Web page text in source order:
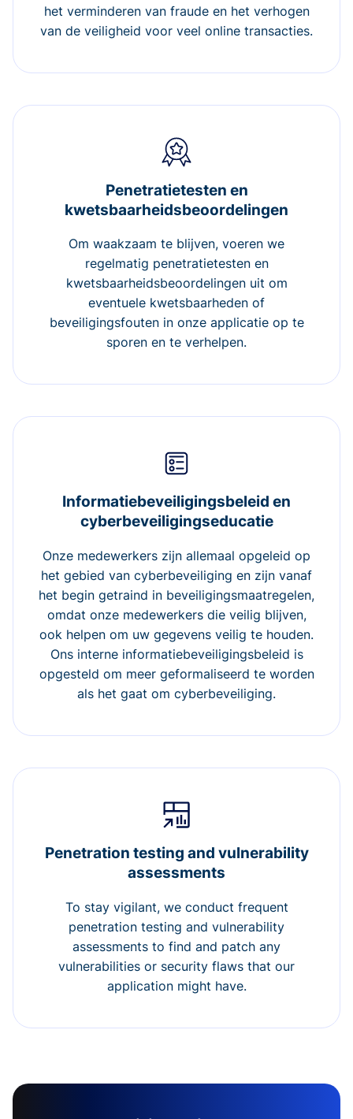
het verminderen van fraude en het verhogen
van de veiligheid voor veel online transacties.
Penetratietesten en
kwetsbaarheidsbeoordelingen
Om waakzaam te blijven, voeren we
regelmatig penetratietesten en
kwetsbaarheidsbeoordelingen uit om
eventuele kwetsbaarheden of
beveiligingsfouten in onze applicatie op te
sporen en te verhelpen.
Informatiebeveiligingsbeleid en
cyberbeveiligingseducatie
Onze medewerkers zijn allemaal opgeleid op
het gebied van cyberbeveiliging en zijn vanaf
het begin getraind in beveiligingsmaatregelen,
omdat onze medewerkers die veilig blijven,
ook helpen om uw gegevens veilig te houden.
Ons interne informatiebeveiligingsbeleid is
opgesteld om meer geformaliseerd te worden
als het gaat om cyberbeveiliging.
Penetration testing and vulnerability
assessments
To stay vigilant, we conduct frequent
penetration testing and vulnerability
assessments to find and patch any
vulnerabilities or security flaws that our
application might have.